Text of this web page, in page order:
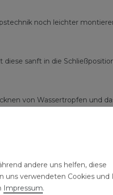
noch leichter
sanft in die
von Wassertropfen und
andere uns helfen, diese
uns verwendeten Cookies und
Impressum.